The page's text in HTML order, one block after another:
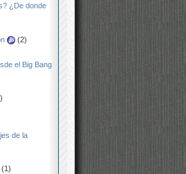
¿De donde
(2)
el Big Bang
de la
(1)